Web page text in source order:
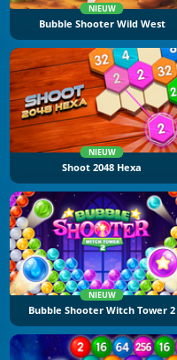
NIEUW
Bubble Shooter Wild West
NIEUW
Shoot 2048 Hexa
NIEUW
Bubble Shooter Witch Tower 2